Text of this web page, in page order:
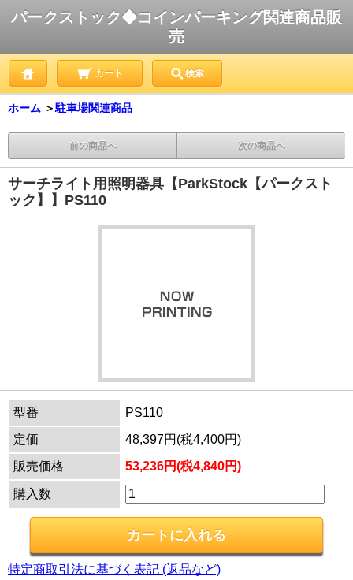
パークストック◆コインパーキング関連商品販
売
カート 検索
ホーム ＞駐車場関連商品
前の商品へ 次の商品へ
サーチライト用照明器具【ParkStock【パークスト
ック】】PS110
型番
PS110
定価
48,397円(税4,400円)
販売価格
53,236円(税4,840円)
購入数
特定商取引法に基づく表記 (返品など)